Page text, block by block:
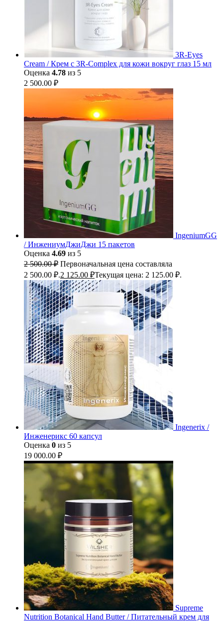
3R-Eyes
Cream / Крем с 3R-Complex для кожи вокруг глаз 15 мл
Оценка 4.78 из 5
2 500.00 ₽
IngeniumGG
/ ИнжениумДжиДжи 15 пакетов
Оценка 4.69 из 5
2 500.00₽ Первоначальная цена составляла
2 500.00 ₽.2 125.00 ₽Текущая цена: 2 125.00 ₽.
Ingenerix /
Инженерикс 60 капсул
Оценка 0 из 5
19 000.00 ₽
Supreme
Nutrition Botanical Hand Butter / Питательный крем для